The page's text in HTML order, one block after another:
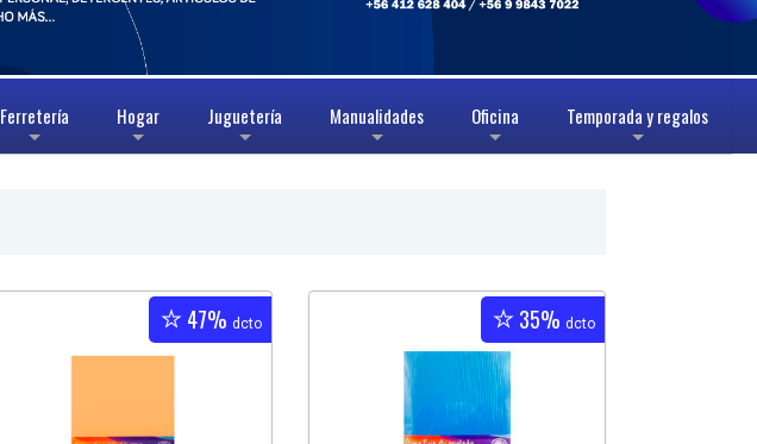
+
Ferretería
+
Hogar
+
Juguetería
+
Manualidades
+
Oficina
+
Temporada y regalos
47% dcto 35% dcto